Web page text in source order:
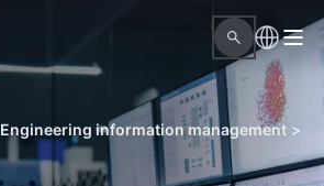
Engineering information management >